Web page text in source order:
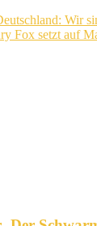
Wir
Fox setzt auf